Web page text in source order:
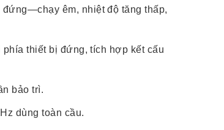
êm, nhiệt độ tăng thấp,
thiết bị đứng, tích hợp kết cấu
bảo trì.
dùng toàn cầu.